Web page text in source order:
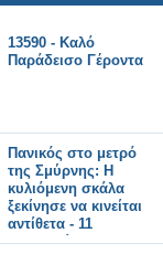
13590 - Καλό
Παράδεισο Γέροντα
Πανικός στο μετρό
της Σμύρνης: Η
κυλιόμενη σκάλα
ξεκίνησε να κινείται
αντίθετα - 11
τραυματίες